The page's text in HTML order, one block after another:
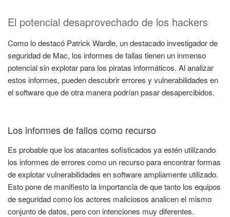
El potencial desaprovechado de los hackers
Como lo destacó Patrick Wardle, un destacado investigador de
seguridad de Mac, los informes de fallas tienen un inmenso
potencial sin explotar para los piratas informáticos. Al analizar
estos informes, pueden descubrir errores y vulnerabilidades en
el software que de otra manera podrían pasar desapercibidos.
Los informes de fallos como recurso
Es probable que los atacantes sofisticados ya estén utilizando
los informes de errores como un recurso para encontrar formas
de explotar vulnerabilidades en software ampliamente utilizado.
Esto pone de manifiesto la importancia de que tanto los equipos
de seguridad como los actores maliciosos analicen el mismo
conjunto de datos, pero con intenciones muy diferentes.